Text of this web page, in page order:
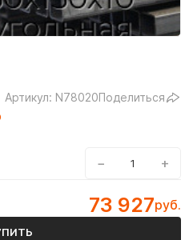
Артикул: N78020Поделиться
− +
73 927руб.